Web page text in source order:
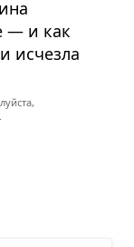
— и как
исчезла